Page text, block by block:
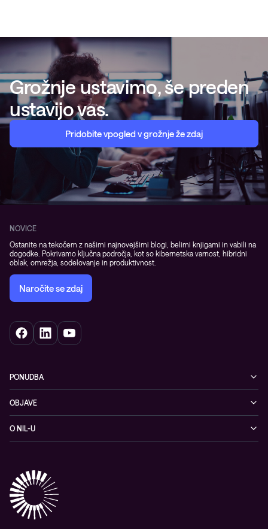
Grožnje ustavimo, še preden
ustavijo vas.
Pridobite vpogled v grožnje že zdaj
NOVICE
Ostanite na tekočem z našimi najnovejšimi blogi, belimi knjigami in vabili na
dogodke. Pokrivamo ključna področja, kot so kibernetska varnost, hibridni
oblak, omrežja, sodelovanje in produktivnost.
Naročite se zdaj
PONUDBA
Omrežje
Hibridni oblak
Izobraževanje
Upravljane IT storitve in podpora
Opazljivost
OBJAVE
Blogi
Videi
Vodiči
O NIL-U
Partnerji
Nagrade & priznanja industrije